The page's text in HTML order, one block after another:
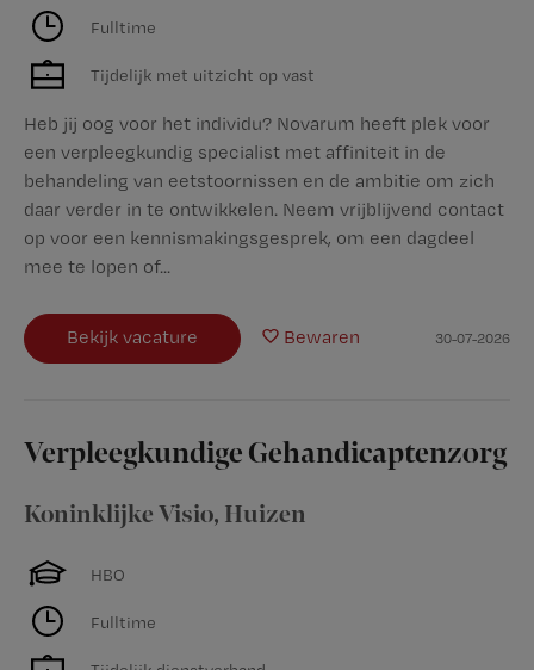
Fulltime
Tijdelijk met uitzicht op vast
Heb jij oog voor het individu? Novarum heeft plek voor
een verpleegkundig specialist met affiniteit in de
behandeling van eetstoornissen en de ambitie om zich
daar verder in te ontwikkelen. Neem vrijblijvend contact
op voor een kennismakingsgesprek, om een dagdeel
mee te lopen of...
Bekijk vacature Bewaren 30-07-2026
Verpleegkundige Gehandicaptenzorg
Koninklijke Visio, Huizen
HBO
Fulltime